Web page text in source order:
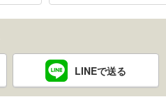
LINEで送る